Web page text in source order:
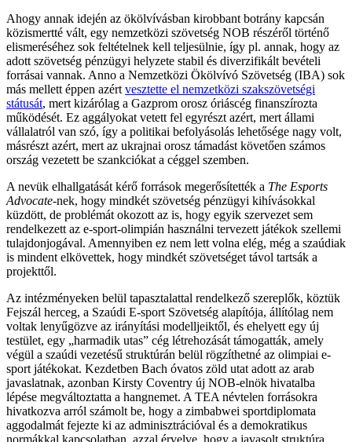
Ahogy annak idején az ökölvívásban kirobbant botrány kapcsán
közismertté vált, egy nemzetközi szövetség NOB részéről történő
elismeréséhez sok feltételnek kell teljesülnie, így pl. annak, hogy az
adott szövetség pénzügyi helyzete stabil és diverzifikált bevételi
forrásai vannak. Anno a Nemzetközi Ökölvívó Szövetség (IBA) sok
más mellett éppen azért vesztette el nemzetközi szakszövetségi
státusát, mert kizárólag a Gazprom orosz óriáscég finanszírozta
működését. Ez aggályokat vetett fel egyrészt azért, mert állami
vállalatról van szó, így a politikai befolyásolás lehetősége nagy volt,
másrészt azért, mert az ukrajnai orosz támadást követően számos
ország vezetett be szankciókat a céggel szemben.
A nevük elhallgatását kérő források megerősítették a The Esports
Advocate-nek, hogy mindkét szövetség pénzügyi kihívásokkal
küzdött, de problémát okozott az is, hogy egyik szervezet sem
rendelkezett az e-sport-olimpián használni tervezett játékok szellemi
tulajdonjogával. Amennyiben ez nem lett volna elég, még a szaúdiak
is mindent elkövettek, hogy mindkét szövetséget távol tartsák a
projekttől.
Az intézményeken belül tapasztalattal rendelkező szereplők, köztük
Fejszál herceg, a Szaúdi E-sport Szövetség alapítója, állítólag nem
voltak lenyűgözve az irányítási modelljeiktől, és ehelyett egy új
testület, egy „harmadik utas” cég létrehozását támogatták, amely
végül a szaúdi vezetésű struktúrán belül rögzíthetné az olimpiai e-
sport játékokat. Kezdetben Bach óvatos zöld utat adott az arab
javaslatnak, azonban Kirsty Coventry új NOB-elnök hivatalba
lépése megváltoztatta a hangnemet. A TEA névtelen forrásokra
hivatkozva arról számolt be, hogy a zimbabwei sportdiplomata
aggodalmát fejezte ki az adminisztrációval és a demokratikus